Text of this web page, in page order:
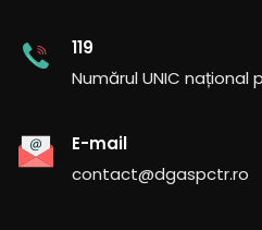
119
Numărul UNIC național
E-mail
contact@dgaspctr.ro